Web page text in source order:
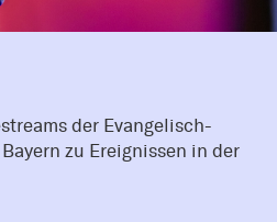
der Evangelisch-
zu Ereignissen in der